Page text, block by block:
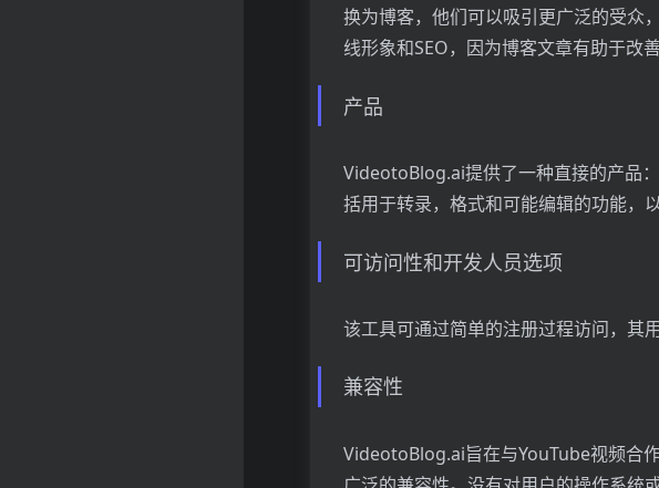
换为博客，他们可以吸引更广泛的受众
线形象和SEO，因为博客文章有助于改
产品
VideotoBlog.ai提供了一种直接的产品
括用于转录，格式和可能编辑的功能，
可访问性和开发人员选项
该工具可通过简单的注册过程访问，其
兼容性
VideotoBlog.ai旨在与YouTube视频合